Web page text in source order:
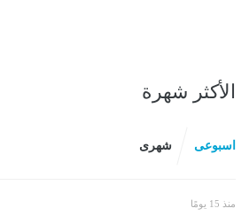
الأكثر شهرة
اسبوعى شهرى
منذ 15 يومًا